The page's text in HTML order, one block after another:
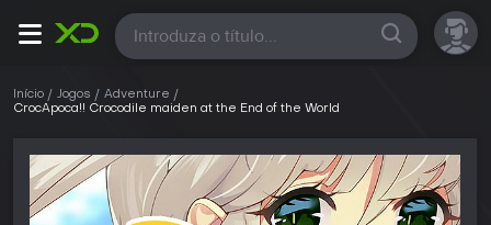
Todas
Início Jogos
Adventure
CrocApoca!! Crocodile maiden at the End of the World